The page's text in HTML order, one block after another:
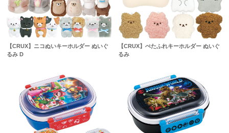
【CRUX】ニコぬいキーホルダー ぬいぐ
るみ D
【CRUX】ぺたふれキーホルダー ぬいぐ
るみ